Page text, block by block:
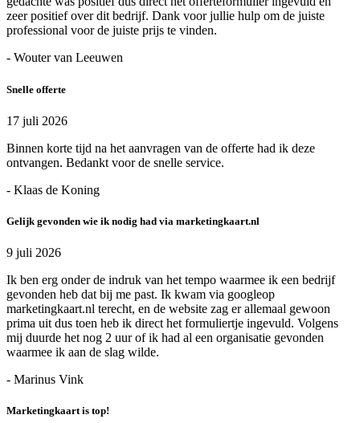
zeer positief over dit bedrijf. Dank voor jullie hulp om de juiste
professional voor de juiste prijs te vinden.
- Wouter van Leeuwen
Snelle offerte
17 juli 2026
Binnen korte tijd na het aanvragen van de offerte had ik deze
ontvangen. Bedankt voor de snelle service.
- Klaas de Koning
Gelijk gevonden wie ik nodig had via marketingkaart.nl
9 juli 2026
Ik ben erg onder de indruk van het tempo waarmee ik een bedrijf
gevonden heb dat bij me past. Ik kwam via googleop
marketingkaart.nl terecht, en de website zag er allemaal gewoon
prima uit dus toen heb ik direct het formuliertje ingevuld. Volgens
mij duurde het nog 2 uur of ik had al een organisatie gevonden
waarmee ik aan de slag wilde.
- Marinus Vink
Marketingkaart is top!